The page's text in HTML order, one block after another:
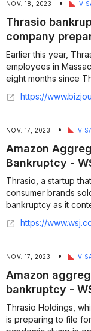
NOV. 18, 2023 •
Thrasio
company
Earlier this year,
employees in
eight months since
https://www.bizjournals.com/boston/news/2023/11/17/thrasio-
NOV. 17, 2023 •
Amazon
Bankruptcy -
Thrasio, a startup
consumer brands
bankruptcy as it
https://www.wsj.com/articles/amazon-aggregator-thrasio-
NOV. 17, 2023 •
Amazon
bankruptcy -
Thrasio Holdings,
is preparing to file